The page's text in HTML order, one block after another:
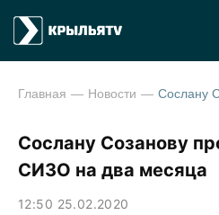
Главная Новости
Сослану Созанову
СИЗО на два месяца
12:50 25.02.2020